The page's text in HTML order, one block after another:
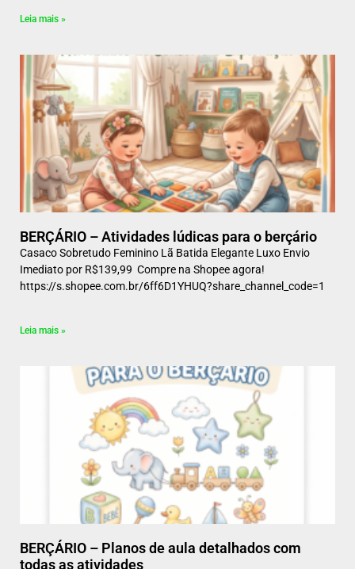
Leia mais »
BERÇÁRIO – Atividades lúdicas para o berçário
Casaco Sobretudo Feminino Lã Batida Elegante Luxo Envio
Imediato por R$139,99 Compre na Shopee agora!
https://s.shopee.com.br/6ff6D1YHUQ?share_channel_code=1
Leia mais »
BERÇÁRIO – Planos de aula detalhados com
todas as atividades